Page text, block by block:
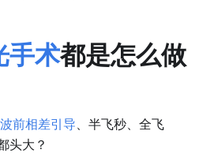
手术都是怎么做
波前相差引导、半飞秒、全飞
头大？